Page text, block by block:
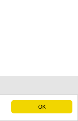
OK
fra e-hjemmeside.dk